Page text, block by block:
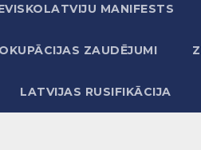
MANIFESTS
OKUPĀCIJAS ZAUDĒJUMI
LATVIJAS RUSIFIKĀCIJA